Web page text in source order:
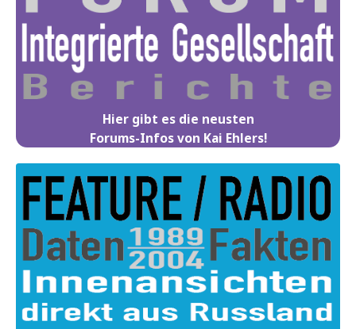
Hier gibt es die neusten
Forums-Infos von Kai Ehlers!